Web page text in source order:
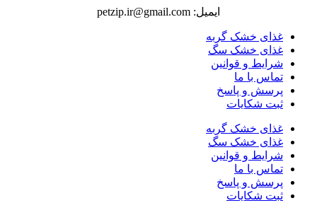
ایمیل: petzip.ir@gmail.com
غذای خشک گربه
غذای خشک سگ
شرایط و قوانین
تماس با ما
پرسش و پاسخ
ثبت شکایات
غذای خشک گربه
غذای خشک سگ
شرایط و قوانین
تماس با ما
پرسش و پاسخ
ثبت شکایات